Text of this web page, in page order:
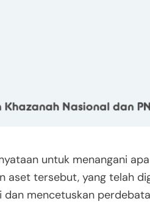
untuk menangani
aset tersebut, yang telah
dan mencetuskan